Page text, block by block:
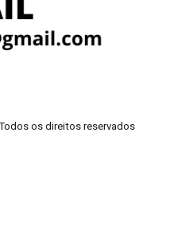
os direitos reservados